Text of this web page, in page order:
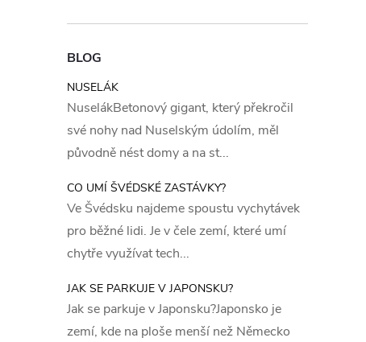
BLOG
NUSELÁK
NuselákBetonový gigant, který překročil
své nohy nad Nuselským údolím, měl
původně nést domy a na st...
CO UMÍ ŠVÉDSKÉ ZASTÁVKY?
Ve Švédsku najdeme spoustu vychytávek
pro běžné lidi. Je v čele zemí, které umí
chytře využívat tech...
JAK SE PARKUJE V JAPONSKU?
Jak se parkuje v Japonsku?Japonsko je
zemí, kde na ploše menší než Německo